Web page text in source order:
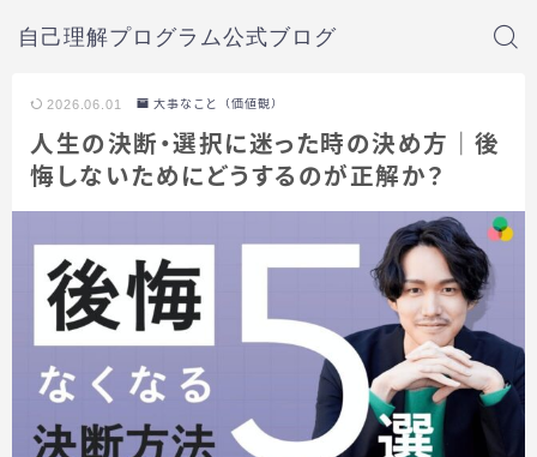
自己理解プログラム公式ブログ
2026.06.01 大事なこと（価値観）
人生の決断・選択に迷った時の決め方｜後
悔しないためにどうするのが正解か？